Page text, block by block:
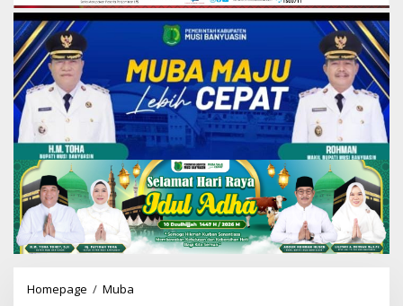
Homepage / Muba